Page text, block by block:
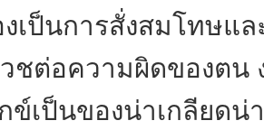
เป็นการสั่งสมโทษแ
วชต่อความผิดของตน
ข์เป็นของน่าเกลียดน่